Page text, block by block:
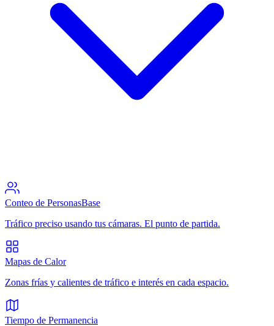
Conteo de PersonasBase
Tráfico preciso usando tus cámaras. El punto de partida.
Mapas de Calor
Zonas frías y calientes de tráfico e interés en cada espacio.
Tiempo de Permanencia